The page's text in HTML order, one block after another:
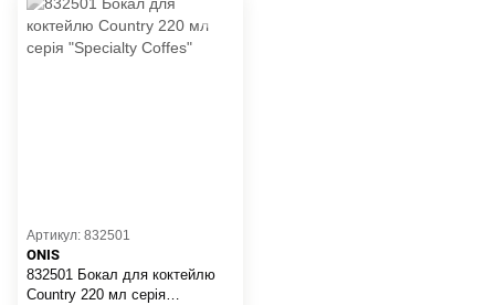
Артикул: 832501
ONIS
832501 Бокал для коктейлю
Country 220 мл серія